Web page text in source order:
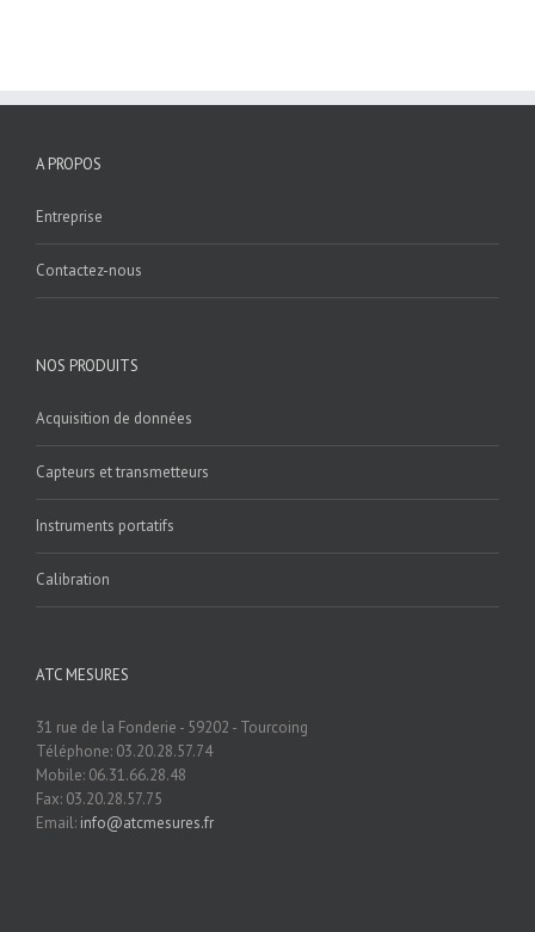
A PROPOS
Entreprise
Contactez-nous
NOS PRODUITS
Acquisition de données
Capteurs et transmetteurs
Instruments portatifs
Calibration
ATC MESURES
31 rue de la Fonderie - 59202 - Tourcoing
Téléphone: 03.20.28.57.74
Mobile: 06.31.66.28.48
Fax: 03.20.28.57.75
Email: info@atcmesures.fr